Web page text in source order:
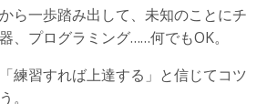
ら一歩踏み出して、未知のことにチ
、プログラミング……何でもOK。
練習すれば上達する」と信じてコツ
。